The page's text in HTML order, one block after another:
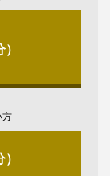
）
方
）